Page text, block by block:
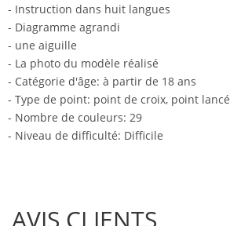
- Instruction dans huit langues
- Diagramme agrandi
- une aiguille
- La photo du modèle réalisé
- Catégorie d'âge: à partir de 18 ans
- Type de point: point de croix, point lancé
- Nombre de couleurs: 29
- Niveau de difficulté: Difficile
AVIS CLIENTS